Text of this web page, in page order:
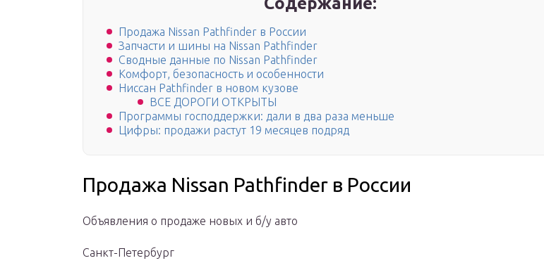
Продажа Nissan Pathfinder в России
Запчасти и шины на Nissan Pathfinder
Сводные данные по Nissan Pathfinder
Комфорт, безопасность и особенности
Ниссан Pathfinder в новом кузове
ВСЕ ДОРОГИ ОТКРЫТЫ
Программы господдержки: дали в два раза меньше
Цифры: продажи растут 19 месяцев подряд
Продажа Nissan Pathfinder в России
Объявления о продаже новых и б/у авто
Санкт-Петербург